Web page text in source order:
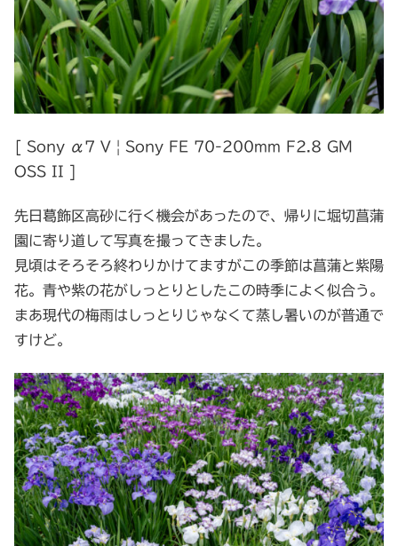
[ Sony α7 V | Sony FE 70-200mm F2.8 GM
OSS II ]
先日葛飾区高砂に行く機会があったので、帰りに堀切菖蒲
園に寄り道して写真を撮ってきました。
見頃はそろそろ終わりかけてますがこの季節は菖蒲と紫陽
花。青や紫の花がしっとりとしたこの時季によく似合う。
まあ現代の梅雨はしっとりじゃなくて蒸し暑いのが普通で
すけど。